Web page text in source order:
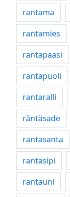
rantama
rantamies
rantapaasi
rantapuoli
rantaralli
räntäsade
rantasanta
rantasipi
rantauni